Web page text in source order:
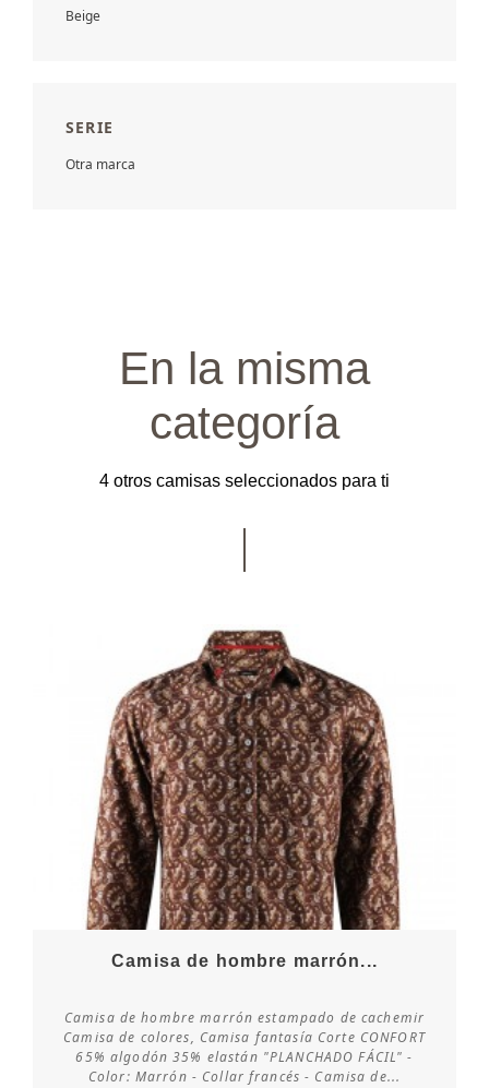
Beige
SERIE
Otra marca
En la misma
categoría
4 otros camisas seleccionados para ti
Consultar disponibilidad
Camisa de hombre marrón...
Camisa de hombre marrón estampado de cachemir
Camisa de colores, Camisa fantasía Corte CONFORT
65% algodón 35% elastán "PLANCHADO FÁCIL" -
Color: Marrón - Collar francés - Camisa de...